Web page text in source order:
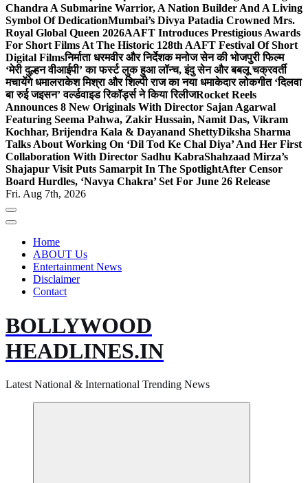
Chandra A Submarine Warrior, A Nation Builder And A Living
Symbol Of DedicationMumbai’s Divya Patadia Crowned Mrs.
Royal Global Queen 2026AAFT Introduces Prestigious Awards
For Short Films At The Historic 128th AAFT Festival Of Short
Digital Filmsनिर्माता धरमवीर और निर्देशक मनोज सेन की भोजपुरी फिल्म
‘मेरी दुल्हन वीआईपी’ का फर्स्ट लुक हुआ लॉन्च, इंदु सेन और बबलू चक्रवर्ती
मचायेंगे धमालराकेश मिश्रा और शिल्पी राज का नया धमाकेदार लोकगीत ‘दिलवा
बा रुई जइसन’ वर्ल्डवाइड रिकॉर्ड्स ने किया रिलीजRocket Reels
Announces 8 New Originals With Director Sajan Agarwal
Featuring Seema Pahwa, Zakir Hussain, Namit Das, Vikram
Kochhar, Brijendra Kala & Dayanand ShettyDiksha Sharma
Talks About Working On ‘Dil Tod Ke Chal Diya’ And Her First
Collaboration With Director Sadhu KabraShahzaad Mirza’s
Shajapur Visit Puts Samarpit In The SpotlightAfter Censor
Board Hurdles, ‘Navya Chakra’ Set For June 26 Release
Fri. Aug 7th, 2026
Home
ABOUT Us
Entertainment News
Disclaimer
Contact
BOLLYWOOD
HEADLINES.IN
Latest National & International Trending News